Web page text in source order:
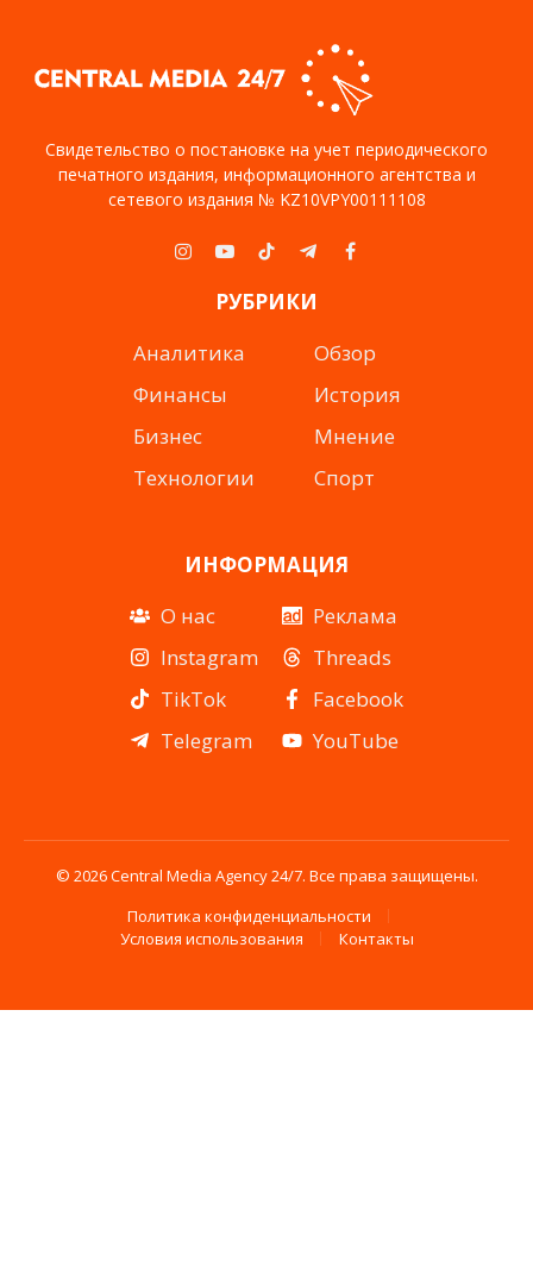
Свидетельство о постановке на учет периодического
печатного издания, информационного агентства и
сетевого издания № KZ10VPY00111108
Instagram
YouTubeTikTokTelegramFacebook
РУБРИКИ
Аналитика
Финансы
Бизнес
Технологии
Обзор
История
Мнение
Спорт
ИНФОРМАЦИЯ
О нас
Instagram
TikTok
Telegram
Реклама
Threads
Facebook
YouTube
© 2026 Central Media Agency 24/7. Все права защищены.
Политика конфиденциальности
Условия использования
Контакты